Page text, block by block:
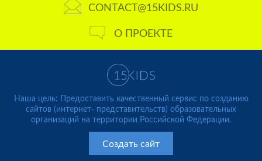
CONTACT@15KIDS.RU
О ПРОЕКТЕ
Наша цель: Предоставить качественный сервис по созданию
сайтов (интернет- представительств) образовательных
организаций на территории Российской Федерации.
Создать сайт